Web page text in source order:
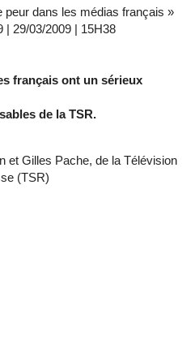
peur dans les médias français »
| 29/03/2009 | 15H38
français ont un sérieux
de la TSR.